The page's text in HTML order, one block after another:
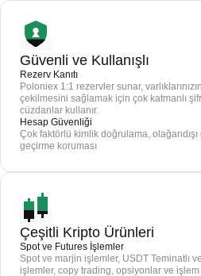
Güvenli ve Kullanışlı
Rezerv Kanıtı
Poloniex 1:1 rezervler sunar,
çekilmesini sağlamak için çok katmanlı
cüzdanlar kullanır.
Hesap Güvenliği
Çok faktörlü kimlik doğrulama, olağandışı
geçirme koruması
Çeşitli Kripto Ürünleri
Spot ve Futures İşlemler
Spot ve marjin işlemler, USDT Teminatlı
işlemler, copy trading, opsiyonlar ve